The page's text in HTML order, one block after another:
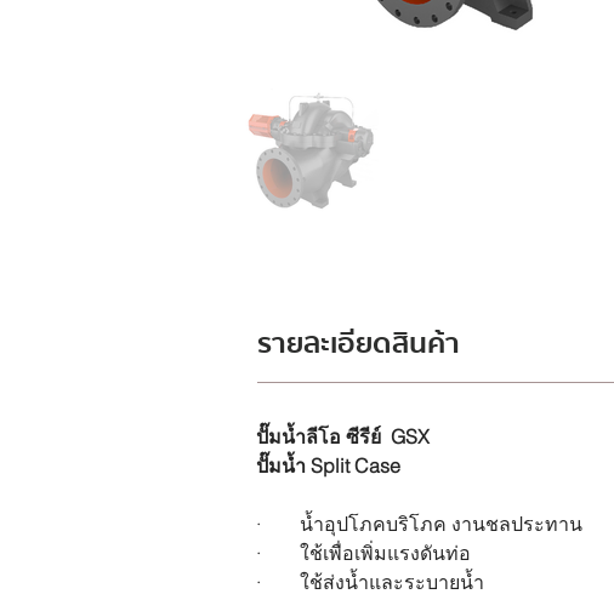
รายละเอียดสินค้า
ปั๊มน้ำลีโอ ซีรีย์  GSX
ปั๊มน้ำ Split Case
·        น้ำอุปโภคบริโภค งานชลประทาน
·        ใช้เพื่อเพิ่มแรงดันท่อ
·        ใช้ส่งน้ำและระบายน้ำ